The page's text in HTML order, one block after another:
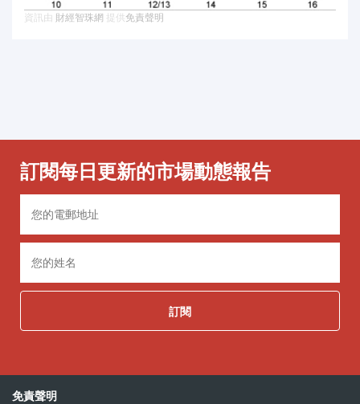
訂閱每日更新的市場動態報告
訂閱
免責聲明